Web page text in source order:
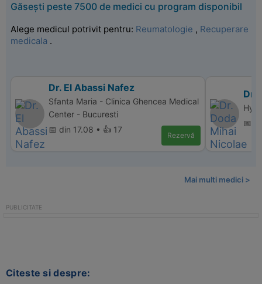
Găsești peste 7500 de medici cu program disponibil
Alege medicul potrivit pentru: Reumatologie , Recuperare
medicala .
Dr. El Abassi Nafez
Sfanta Maria - Clinica Ghencea Medical
Center - Bucuresti
📅 din 17.08 • 👍 17
Rezervă
Dr.
📅
Mai multi medici >
Citeste si despre: